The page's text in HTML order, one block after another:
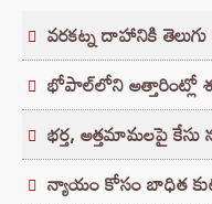
వరకట్న దాహానికి
భోపాల్‌లోని అత్తారింట్లో
భర్త, అత్తమామలపై
న్యాయం కోసం బాధిత